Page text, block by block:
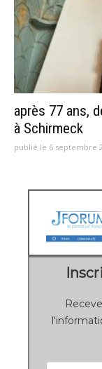
après 77 ans,
à Schirmeck
publié le 6 septembre